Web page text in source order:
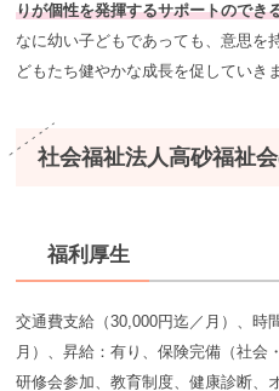
りが個性を発揮するサポートのでき
なに幼い子どもであっても、意思を
どもたち健やかな成長を促していき
社会福祉法人高砂福祉
福利厚生
交通費支給（30,000円迄／月）、時
月）、昇給：有り、保険完備（社会
研修会参加、教育制度、健康診断、